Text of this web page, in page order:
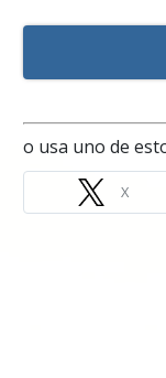
o usa uno de
X